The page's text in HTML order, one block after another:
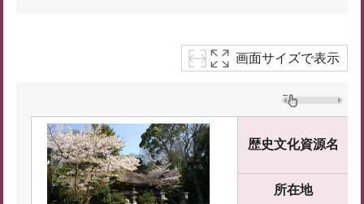
画面サイズで表示
歴史文化資源名
所在地